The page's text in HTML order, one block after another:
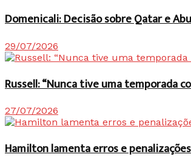
Domenicali: Decisão sobre Qatar e
29/07/2026
Russell: “Nunca tive uma temporada
27/07/2026
Hamilton lamenta erros e